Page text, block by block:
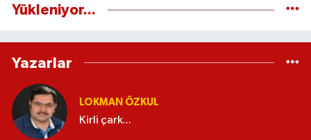
Yükleniyor...
Yazarlar
LOKMAN ÖZKUL
Kirli çark...